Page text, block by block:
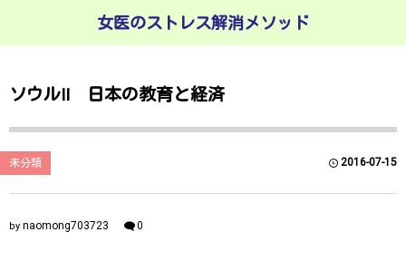
女医のストレス解消メソッド
ソウルⅡ 日本の教育と経済
未分類 2016-07-15
by naomong703723 0